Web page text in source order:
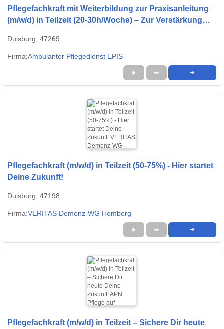
Pflegefachkraft mit Weiterbildung zur Praxisanleitung
(m/w/d) in Teilzeit (20-30h/Woche) – Zur Verstärkung
Duisburg, 47269
Firma:Ambulanter Pflegedienst EPIS
★ ➦ ➜
Pflegefachkraft (m/w/d) in Teilzeit (50-75%) - Hier startet
Deine Zukunft!
Duisburg, 47198
Firma:VERITAS Demenz-WG Homberg
★ ➦ ➜
Pflegefachkraft (m/w/d) in Teilzeit – Sichere Dir heute